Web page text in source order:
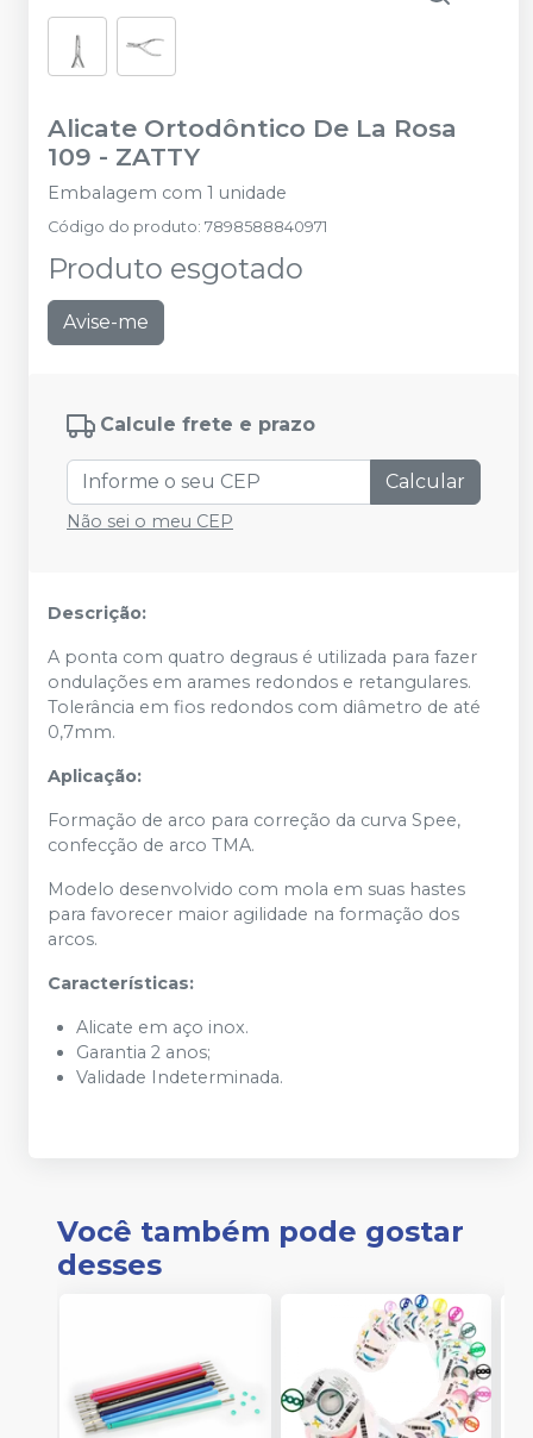
Alicate Ortodôntico De La Rosa
109 - ZATTY
Embalagem com 1 unidade
Código do produto: 7898588840971
Produto esgotado
Avise-me
Calcule frete e prazo
Calcular
Não sei o meu CEP
Descrição:
A ponta com quatro degraus é utilizada para fazer
ondulações em arames redondos e retangulares.
Tolerância em fios redondos com diâmetro de até
0,7mm.
Aplicação:
Formação de arco para correção da curva Spee,
confecção de arco TMA.
Modelo desenvolvido com mola em suas hastes
para favorecer maior agilidade na formação dos
arcos.
Características:
Alicate em aço inox.
Garantia 2 anos;
Validade Indeterminada.
Você também pode gostar
desses